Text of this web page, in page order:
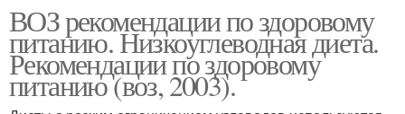
ВОЗ рекомендации по здоровому
питанию. Низкоуглеводная диета.
Рекомендации по здоровому
питанию (воз, 2003).